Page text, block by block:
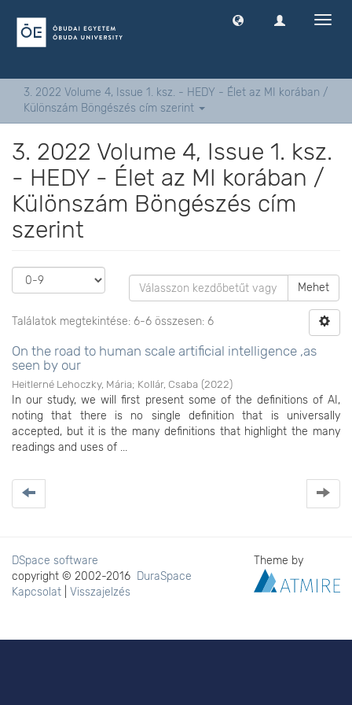
3. 2022 Volume 4, Issue 1. ksz. - HEDY - Élet az MI korában /
Különszám Böngészés cím szerint
3. 2022 Volume 4, Issue 1. ksz.
- HEDY - Élet az MI korában /
Különszám Böngészés cím
szerint
Mehet
Találatok megtekintése: 6-6 összesen: 6
On the road to human scale artificial intelligence ,as
seen by our
Heitlerné Lehoczky, Mária; Kollár, Csaba (2022)
In our study, we will first present some of the definitions of AI,
noting that there is no single definition that is universally
accepted, but it is the many definitions that highlight the many
readings and uses of ...
DSpace software
copyright © 2002-2016 DuraSpace
Kapcsolat
Visszajelzés
Theme by